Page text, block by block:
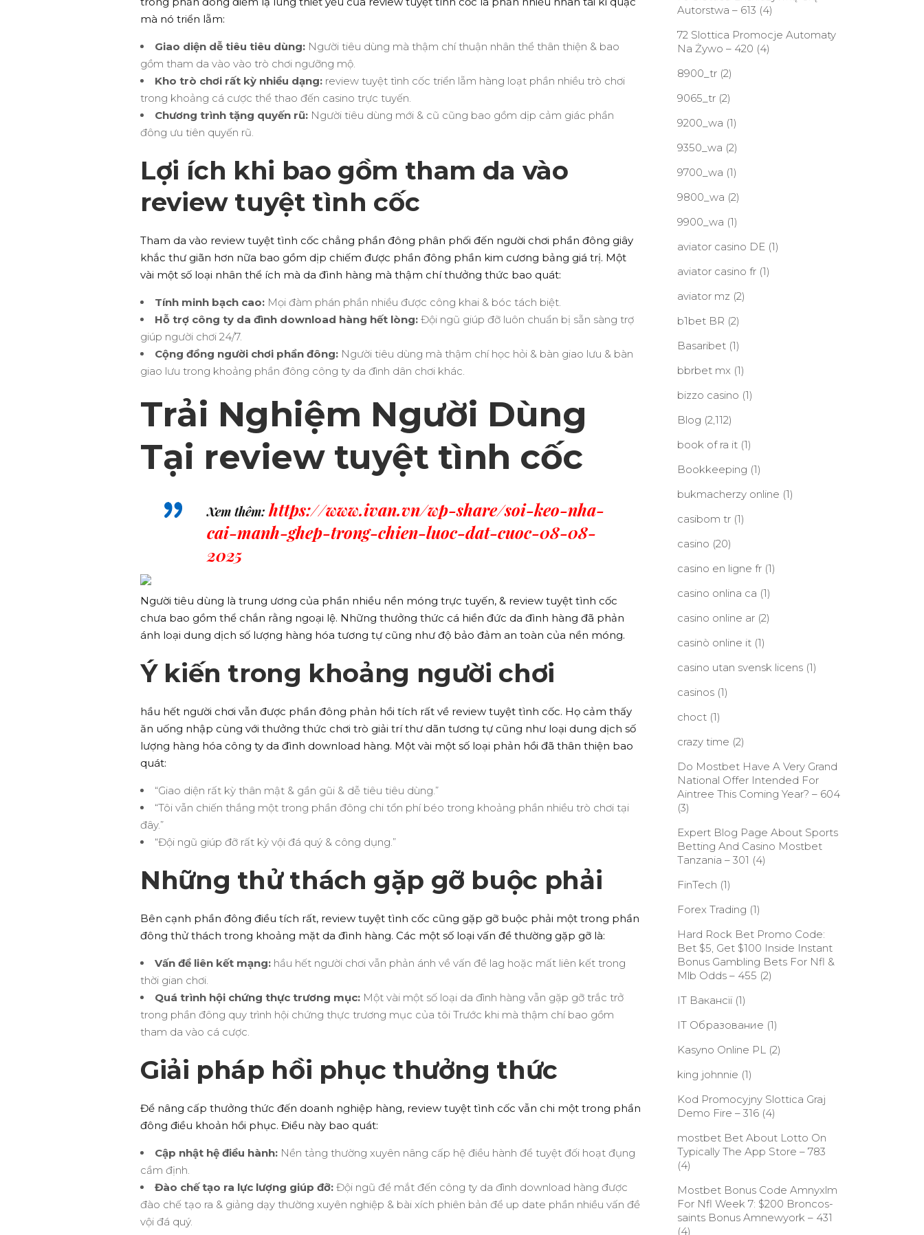
mà nó triển lẵm:
Giao diện dễ tiêu tiêu dùng: Người tiêu dùng mà thậm chí thuận nhân thể thân thiện & bao
gồm tham da vào vào trò chơi ngưỡng mộ.
Kho trò chơi rất kỳ nhiều dạng: review tuyệt tình cốc triển lẵm hàng loạt phần nhiều trò chơi
trong khoảng cá cược thể thao đến casino trực tuyến.
Chương trình tặng quyến rũ: Người tiêu dùng mới & cũ cũng bao gồm dịp cảm giác phần
đông ưu tiên quyến rũ.
Lợi ích khi bao gồm tham da vào
review tuyệt tình cốc
Tham da vào review tuyệt tình cốc chẳng phần đông phân phối đến người chơi phần đông giây
khắc thư giãn hơn nữa bao gồm dịp chiếm được phần đông phần kim cương bảng giá trị. Một
vài một số loại nhân thể ích mà da đình hàng mà thậm chí thưởng thức bao quát:
Tính minh bạch cao: Mọi đàm phán phần nhiều được công khai & bóc tách biệt.
Hỗ trợ công ty da đình download hàng hết lòng: Đội ngũ giúp đỡ luôn chuẩn bị sẵn sàng trợ
giúp người chơi 24/7.
Cộng đồng người chơi phần đông: Người tiêu dùng mà thậm chí học hỏi & bàn giao lưu & bàn
giao lưu trong khoảng phần đông công ty da đình dân chơi khác.
Trải Nghiệm Người Dùng
Tại review tuyệt tình cốc
Xem thêm:https://www.ivan.vn/wp-share/soi-keo-nha-
cai-manh-ghep-trong-chien-luoc-dat-cuoc-08-08-
2025
Người tiêu dùng là trung ương của phần nhiều nền móng trực tuyến, & review tuyệt tình cốc
chưa bao gồm thể chắn rằng ngoại lệ. Những thưởng thức cá hiền đức da đình hàng đã phản
ánh loại dung dịch số lượng hàng hóa tương tự cũng như độ bảo đảm an toàn của nền móng.
Ý kiến trong khoảng người chơi
hầu hết người chơi vẫn được phần đông phản hồi tích rất về review tuyệt tình cốc. Họ cảm thấy
ăn uống nhập cùng với thưởng thức chơi trò giải trí thư dãn tương tự cũng như loại dung dịch số
lượng hàng hóa công ty da đình download hàng. Một vài một số loại phản hồi đã thân thiện bao
quát:
“Giao diện rất kỳ thân mật & gần gũi & dễ tiêu tiêu dùng.”
“Tôi vẫn chiến thắng một trong phần đông chi tổn phí béo trong khoảng phần nhiều trò chơi tại
đây.”
“Đội ngũ giúp đỡ rất kỳ vội đá quý & công dụng.”
Những thử thách gặp gỡ buộc phải
Bên cạnh phần đông điều tích rất, review tuyệt tình cốc cũng gặp gỡ buộc phải một trong phần
đông thử thách trong khoảng mặt da đình hàng. Các một số loại vấn đề thường gặp gỡ là:
Vấn đề liên kết mạng: hầu hết người chơi vẫn phản ánh về vấn đề lag hoặc mất liên kết trong
thời gian chơi.
Quá trình hội chứng thực trương mục: Một vài một số loại da đình hàng vẫn gặp gỡ trắc trở
trong phần đông quy trình hội chứng thực trương mục của tôi Trước khi mà thậm chí bao gồm
tham da vào cá cược.
Giải pháp hồi phục thưởng thức
Để nâng cấp thưởng thức đến doanh nghiệp hàng, review tuyệt tình cốc vẫn chi một trong phần
đông điều khoản hồi phục. Điều này bao quát:
Cập nhật hệ điều hành: Nền tảng thường xuyên nâng cấp hệ điều hành để tuyệt đối hoạt đụng
cầm định.
Đào chế tạo ra lực lượng giúp đỡ: Đội ngũ để mắt đến công ty da đình download hàng được
đào chế tạo ra & giảng dạy thường xuyên nghiệp & bài xích phiên bản để up date phần nhiều vấn đề
vội đá quý.
Autorstwa – 613 (4)
72 Slottica Promocje Automaty
Na Żywo – 420 (4)
8900_tr(2)
9065_tr(2)
9200_wa (1)
9350_wa (2)
9700_wa (1)
9800_wa (2)
9900_wa (1)
aviator casino DE(1)
aviator casino fr(1)
aviator mz (2)
b1bet BR (2)
Basaribet(1)
bbrbet mx (1)
bizzo casino (1)
Blog (2,112)
book of ra it(1)
Bookkeeping (1)
bukmacherzy online (1)
casibom tr(1)
casino (20)
casino en ligne fr(1)
casino onlina ca (1)
casino online ar(2)
casinò online it(1)
casino utan svensk licens(1)
casinos(1)
choct(1)
crazy time (2)
Do Mostbet Have A Very Grand
National Offer Intended For
Aintree This Coming Year? – 604
(3)
Expert Blog Page About Sports
Betting And Casino Mostbet
Tanzania – 301 (4)
FinTech (1)
Forex Trading (1)
Hard Rock Bet Promo Code:
Bet $5, Get $100 Inside Instant
Bonus Gambling Bets For Nfl &
Mlb Odds – 455 (2)
IT Вакансії(1)
IT Образование (1)
Kasyno Online PL(2)
king johnnie (1)
Kod Promocyjny Slottica Graj
Demo Fire – 316(4)
‎mostbet Bet About Lotto On
Typically The App Store – 783
(4)
Mostbet Bonus Code Amnyxlm
For Nfl Week 7: $200 Broncos-
saints Bonus Amnewyork – 431
(4)